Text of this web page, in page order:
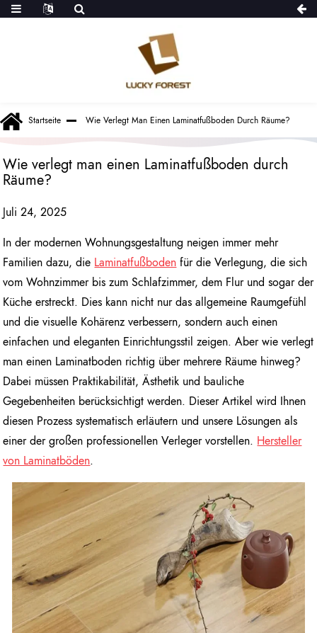
Startseite Wie Verlegt Man Einen Laminatfußboden Durch Räume?
Wie verlegt man einen Laminatfußboden durch
Räume?
Juli 24, 2025
In der modernen Wohnungsgestaltung neigen immer mehr
Familien dazu, die Laminatfußboden für die Verlegung, die sich
vom Wohnzimmer bis zum Schlafzimmer, dem Flur und sogar der
Küche erstreckt. Dies kann nicht nur das allgemeine Raumgefühl
und die visuelle Kohärenz verbessern, sondern auch einen
einfachen und eleganten Einrichtungsstil zeigen. Aber wie verlegt
man einen Laminatboden richtig über mehrere Räume hinweg?
Dabei müssen Praktikabilität, Ästhetik und bauliche
Gegebenheiten berücksichtigt werden. Dieser Artikel wird Ihnen
diesen Prozess systematisch erläutern und unsere Lösungen als
einer der großen professionellen Verleger vorstellen. Hersteller
von Laminatböden.